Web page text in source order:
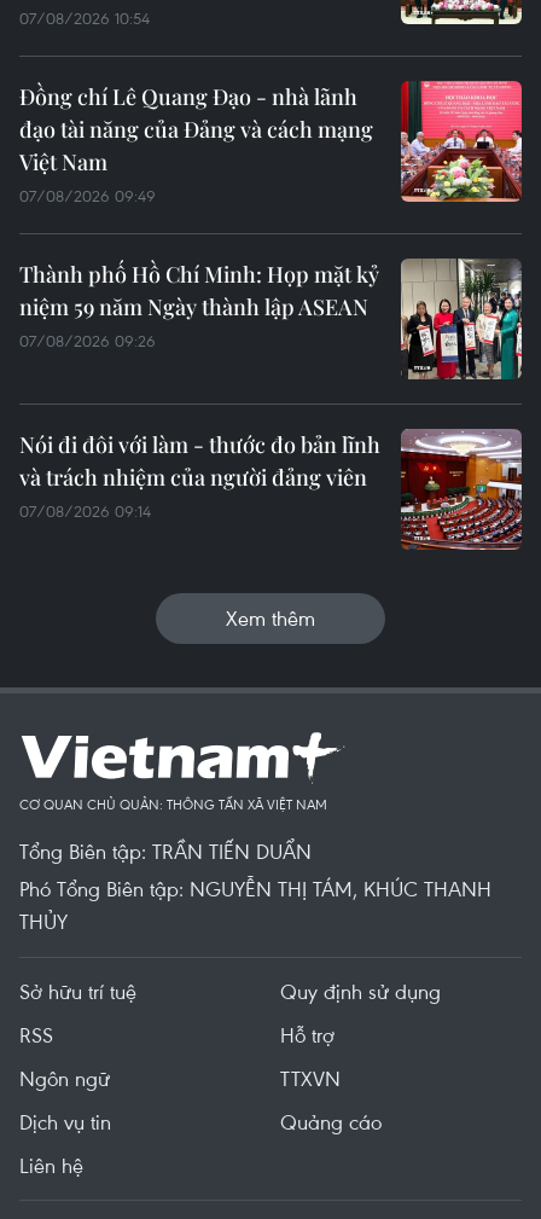
07/08/2026 10:54
Đồng chí Lê Quang Đạo - nhà lãnh
đạo tài năng của Đảng và cách mạng
Việt Nam
07/08/2026 09:49
Thành phố Hồ Chí Minh: Họp mặt kỷ
niệm 59 năm Ngày thành lập ASEAN
07/08/2026 09:26
Nói đi đôi với làm - thước đo bản lĩnh
và trách nhiệm của người đảng viên
07/08/2026 09:14
Xem thêm
CƠ QUAN CHỦ QUẢN: THÔNG TẤN XÃ VIỆT NAM
Tổng Biên tập: TRẦN TIẾN DUẨN
Phó Tổng Biên tập: NGUYỄN THỊ TÁM, KHÚC THANH
THỦY
Sở hữu trí tuệ
Quy định sử dụng
RSS
Hỗ trợ
Ngôn ngữ
TTXVN
Dịch vụ tin
Quảng cáo
Liên hệ